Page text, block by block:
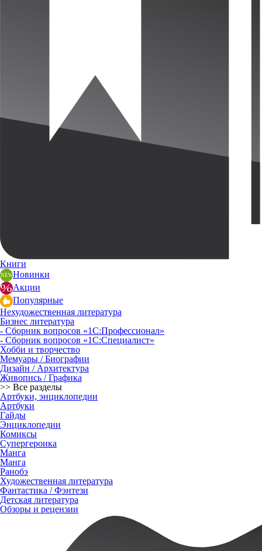
Книги
Новинки
Акции
Популярные
Нехудожественная литература
Бизнес литература
- Сборник вопросов «1С:Профессионал»
- Сборник вопросов «1С:Специалист»
Хобби и творчество
Мемуары / Биографии
Дизайн / Архитектура
Живопись / Графика
>> Все разделы
Артбуки, энциклопедии
Артбуки
Гайды
Энциклопедии
Комиксы
Супергероика
Манга
Манга
Ранобэ
Художественная литература
Фантастика / Фэнтези
Детская литература
Обзоры и рецензии